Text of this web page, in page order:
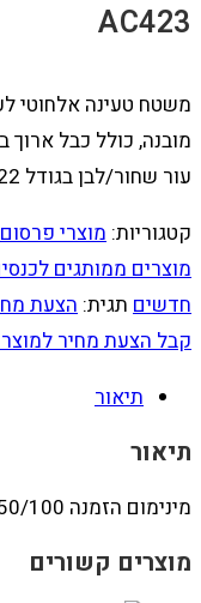
AC423
מובנה, כולל כבל
עור שחור/לבן בגודל 22*0.5*31 ס"מ, כולל מיתוג לוגו צבע אחד
קטגוריות: מוצרי
מוצרים ממותגים
חדשים תגית: הצעת
קבל הצעת מחיר
תיאור
תיאור
מינימום הזמנה 50/100 יח'
מוצרים קשורים